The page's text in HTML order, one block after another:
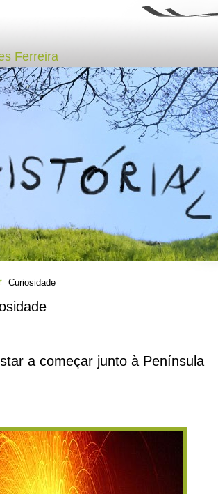
Ferreira
Curiosidade
a começar junto à Península